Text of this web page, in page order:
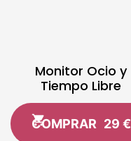
Monitor Ocio y
Tiempo Libre
COMPRAR 29 €